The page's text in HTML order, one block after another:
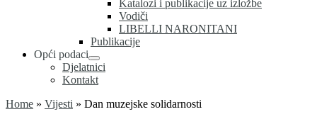
Katalozi i publikacije uz izložbe
Vodiči
LIBELLI NARONITANI
Publikacije
Opći podaci
Djelatnici
Kontakt
Home » Vijesti » Dan muzejske solidarnosti